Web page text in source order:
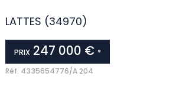
LATTES (34970)
PRIX247 000 € *
Réf. 4335654776/A 204